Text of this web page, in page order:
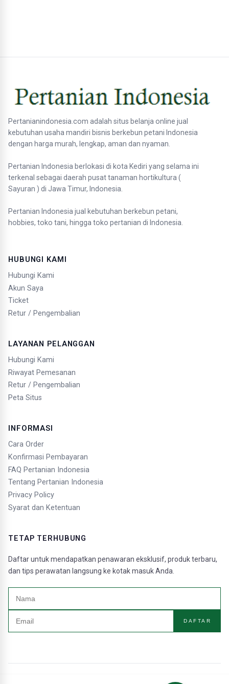
Pertanianindonesia.com adalah situs belanja online jual
kebutuhan usaha mandiri bisnis berkebun petani Indonesia
dengan harga murah, lengkap, aman dan nyaman.
Pertanian Indonesia berlokasi di kota Kediri yang selama ini
terkenal sebagai daerah pusat tanaman hortikultura (
Sayuran ) di Jawa Timur, Indonesia.
Pertanian Indonesia jual kebutuhan berkebun petani,
hobbies, toko tani, hingga toko pertanian di Indonesia.
HUBUNGI KAMI
Hubungi Kami
Akun Saya
Ticket
Retur / Pengembalian
LAYANAN PELANGGAN
Hubungi Kami
Riwayat Pemesanan
Retur / Pengembalian
Peta Situs
INFORMASI
Cara Order
Konfirmasi Pembayaran
FAQ Pertanian Indonesia
Tentang Pertanian Indonesia
Privacy Policy
Syarat dan Ketentuan
TETAP TERHUBUNG
Daftar untuk mendapatkan penawaran eksklusif, produk terbaru,
dan tips perawatan langsung ke kotak masuk Anda.
DAFTAR